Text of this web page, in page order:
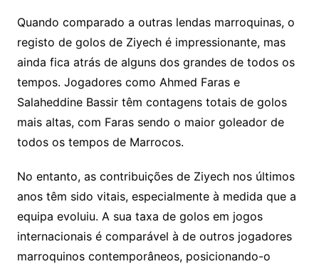
Quando comparado a outras lendas marroquinas, o
registo de golos de Ziyech é impressionante, mas
ainda fica atrás de alguns dos grandes de todos os
tempos. Jogadores como Ahmed Faras e
Salaheddine Bassir têm contagens totais de golos
mais altas, com Faras sendo o maior goleador de
todos os tempos de Marrocos.
No entanto, as contribuições de Ziyech nos últimos
anos têm sido vitais, especialmente à medida que a
equipa evoluiu. A sua taxa de golos em jogos
internacionais é comparável à de outros jogadores
marroquinos contemporâneos, posicionando-o